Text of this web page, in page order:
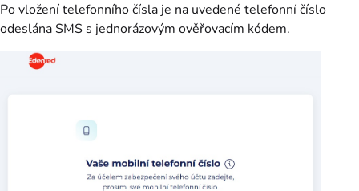
Po vložení telefonního čísla je na uvedené telefonní číslo
odeslána SMS s jednorázovým ověřovacím kódem.